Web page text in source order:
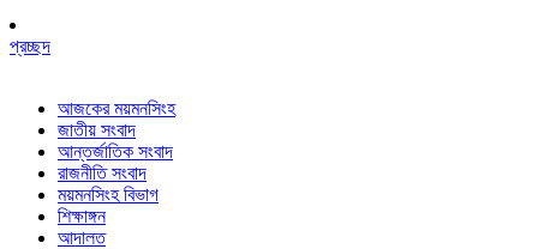
প্রচ্ছদ
আজকের ময়মনসিংহ
জাতীয় সংবাদ
আন্তর্জাতিক সংবাদ
রাজনীতি সংবাদ
ময়মনসিংহ বিভাগ
শিক্ষাঙ্গন
আদালত